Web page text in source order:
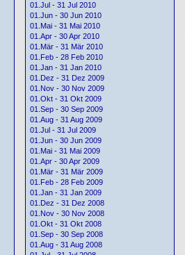
01.Jul - 31 Jul 2010
01.Jun - 30 Jun 2010
01.Mai - 31 Mai 2010
01.Apr - 30 Apr 2010
01.Mär - 31 Mär 2010
01.Feb - 28 Feb 2010
01.Jan - 31 Jan 2010
01.Dez - 31 Dez 2009
01.Nov - 30 Nov 2009
01.Okt - 31 Okt 2009
01.Sep - 30 Sep 2009
01.Aug - 31 Aug 2009
01.Jul - 31 Jul 2009
01.Jun - 30 Jun 2009
01.Mai - 31 Mai 2009
01.Apr - 30 Apr 2009
01.Mär - 31 Mär 2009
01.Feb - 28 Feb 2009
01.Jan - 31 Jan 2009
01.Dez - 31 Dez 2008
01.Nov - 30 Nov 2008
01.Okt - 31 Okt 2008
01.Sep - 30 Sep 2008
01.Aug - 31 Aug 2008